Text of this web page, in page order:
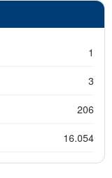
1
3
206
16.054